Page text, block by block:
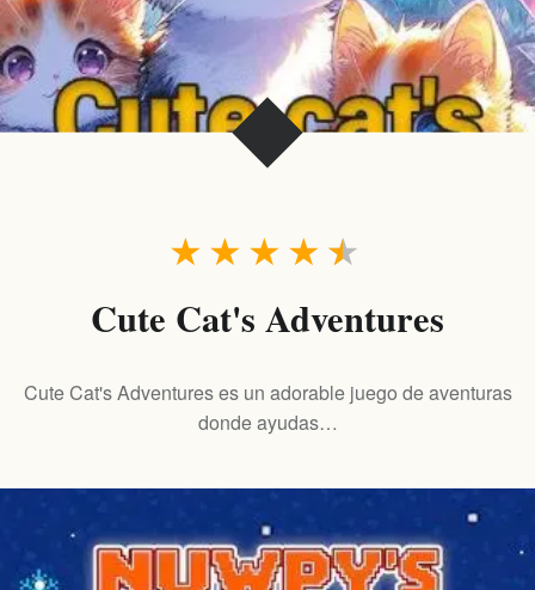
★
★
★
★
★
Cute Cat's Adventures
Cute Cat's Adventures es un adorable juego de aventuras
donde ayudas…